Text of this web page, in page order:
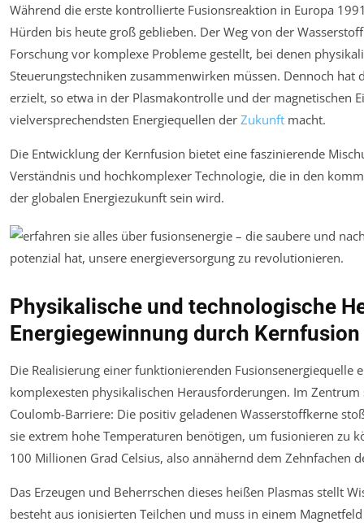
Während die erste kontrollierte Fusionsreaktion in Europa
Hürden bis heute groß geblieben. Der Weg von der
Forschung vor komplexe Probleme gestellt, bei denen
Steuerungstechniken zusammenwirken müssen. Dennoch hat
erzielt, so etwa in der Plasmakontrolle und der magnetischen
vielversprechendsten Energiequellen der Zukunft macht.
Die Entwicklung der Kernfusion bietet eine faszinierende
Verständnis und hochkomplexer Technologie, die in den
der globalen Energiezukunft sein wird.
Physikalische und technologische
Energiegewinnung durch Kernfusion
Die Realisierung einer funktionierenden Fusionsenergiequelle
komplexesten physikalischen Herausforderungen. Im
Coulomb-Barriere: Die positiv geladenen Wasserstoffkerne
sie extrem hohe Temperaturen benötigen, um fusionieren zu
100 Millionen Grad Celsius, also annähernd dem Zehnfachen
Das Erzeugen und Beherrschen dieses heißen Plasmas stellt
besteht aus ionisierten Teilchen und muss in einem